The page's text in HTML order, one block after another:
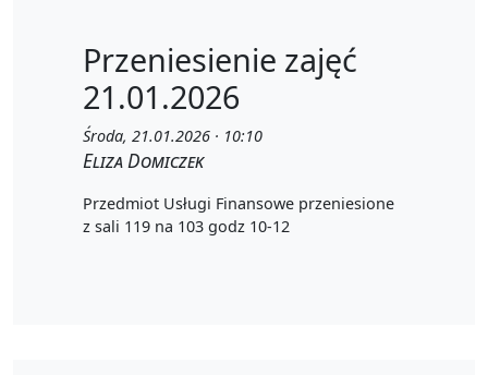
Przeniesienie zajęć
21.01.2026
Środa, 21.01.2026 · 10:10
Eliza Domiczek
Przedmiot Usługi Finansowe przeniesione
z sali 119 na 103 godz 10-12